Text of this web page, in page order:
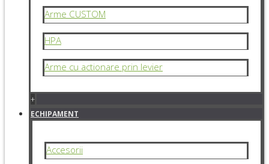
Arme CUSTOM
HPA
Arme cu actionare prin levier
+
ECHIPAMENT
Accesorii